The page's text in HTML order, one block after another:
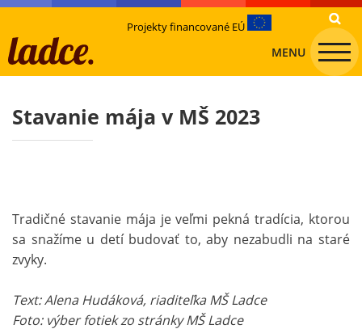
Projekty financované EÚ
MENU
Stavanie mája v MŠ 2023
Tradičné stavanie mája je veľmi pekná tradícia, ktorou
sa snažíme u detí budovať to, aby nezabudli na staré
zvyky.
Text: Alena Hudáková, riaditeľka MŠ Ladce
Foto: výber fotiek zo stránky MŠ Ladce